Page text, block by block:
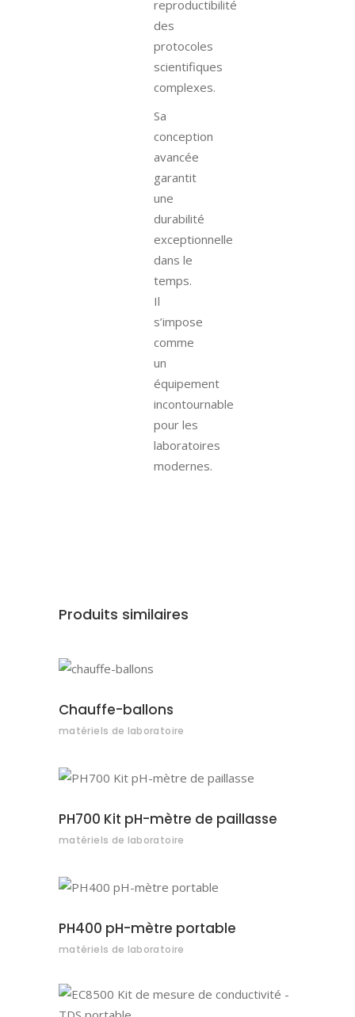
reproductibilité
des
protocoles
scientifiques
complexes.
Sa
conception
avancée
garantit
une
durabilité
exceptionnelle
dans le
temps.
Il
s’impose
comme
un
équipement
incontournable
pour les
laboratoires
modernes.
Produits similaires
Chauffe-ballons
matériels de laboratoire
PH700 Kit pH-mètre de paillasse
matériels de laboratoire
PH400 pH-mètre portable
matériels de laboratoire